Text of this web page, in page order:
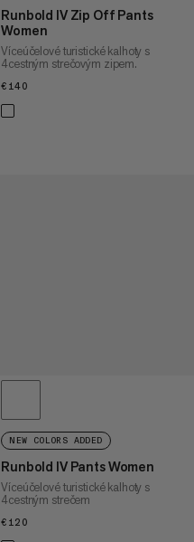
Runbold IV Zip Off Pants
Women
Víceúčelové turistické kalhoty s
4cestným strečovým zipem.
€140
NEW COLORS ADDED
Runbold IV Pants Women
Víceúčelové turistické kalhoty s
4cestným strečem
€120